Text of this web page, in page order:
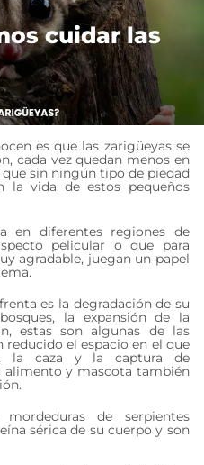
cuidar las
es que las zarigüeyas se
cada vez quedan menos en
sin ningún tipo de piedad
la vida de estos pequeños
en diferentes regiones de
pelicular o que para
agradable, juegan un papel
es la degradación de su
la expansión de la
estas son algunas de las
el espacio en el que
la caza y la captura de
alimento y mascota también
de serpientes
sérica de su cuerpo y son